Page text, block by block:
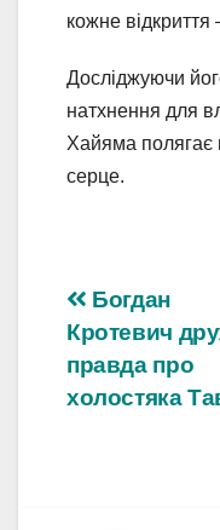
кожне відкриття
Досліджуючи
натхнення для
Хайяма полягає
серце.
Навігація
записів
Богдан
Кротевич
правда про
холостяка